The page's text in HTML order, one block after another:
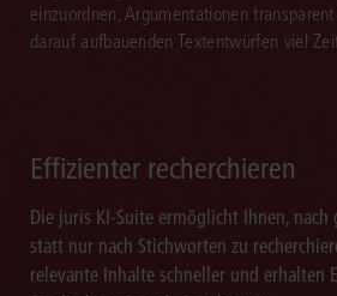
einzuordnen, Argumentationen
darauf aufbauenden Textentwürfen viel
Effizienter recherchieren
Die juris KI-Suite ermöglicht Ihnen, nach
statt nur nach Stichworten zu
relevante Inhalte schneller und erhalten